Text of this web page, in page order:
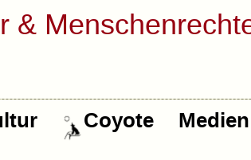
&
Coyote Medien